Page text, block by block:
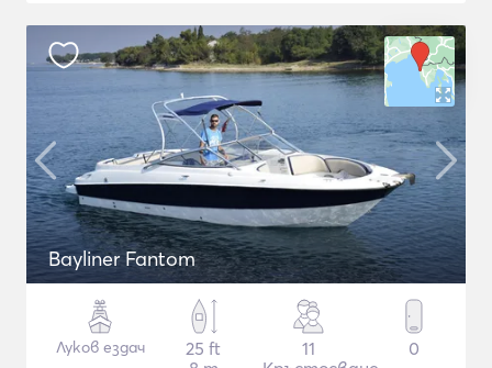
Bayliner Fantom
Луков ездач
25 ft
11
0